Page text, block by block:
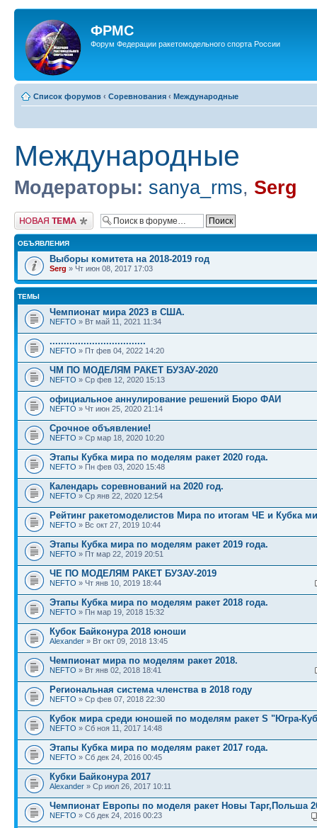
ФРМС
Форум Федерации ракетомодельного спорта России
Список форумов ‹ Соревнования ‹ Международные
Международные
Модераторы: sanya_rms, Serg
Новая тема
ОБЪЯВЛЕНИЯ
Выборы комитета на 2018-2019 год
Serg » Чт июн 08, 2017 17:03
ТЕМЫ
Чемпионат мира 2023 в США.
NEFTO » Вт май 11, 2021 11:34
..................................
NEFTO » Пт фев 04, 2022 14:20
ЧМ ПО МОДЕЛЯМ РАКЕТ БУЗАУ-2020
NEFTO » Ср фев 12, 2020 15:13
официальное аннулирование решений Бюро ФАИ
NEFTO » Чт июн 25, 2020 21:14
Срочное объявление!
NEFTO » Ср мар 18, 2020 10:20
Этапы Кубка мира по моделям ракет 2020 года.
NEFTO » Пн фев 03, 2020 15:48
Календарь соревнований на 2020 год.
NEFTO » Ср янв 22, 2020 12:54
Рейтинг ракетомоделистов Мира по итогам ЧЕ и Кубка
NEFTO » Вс окт 27, 2019 10:44
Этапы Кубка мира по моделям ракет 2019 года.
NEFTO » Пт мар 22, 2019 20:51
ЧЕ ПО МОДЕЛЯМ РАКЕТ БУЗАУ-2019
NEFTO » Чт янв 10, 2019 18:44
Этапы Кубка мира по моделям ракет 2018 года.
NEFTO » Пн мар 19, 2018 15:32
Кубок Байконура 2018 юноши
Alexander » Вт окт 09, 2018 13:45
Чемпионат мира по моделям ракет 2018.
NEFTO » Вт янв 02, 2018 18:41
Региональная система членства в 2018 году
NEFTO » Ср фев 07, 2018 22:30
Кубок мира среди юношей по моделям ракет S "Югра-
NEFTO » Сб ноя 11, 2017 14:48
Этапы Кубка мира по моделям ракет 2017 года.
NEFTO » Сб дек 24, 2016 00:45
Кубки Байконура 2017
Alexander » Ср июл 26, 2017 10:11
Чемпионат Европы по моделя ракет Новы Тарг,Польша
NEFTO » Сб дек 24, 2016 00:23